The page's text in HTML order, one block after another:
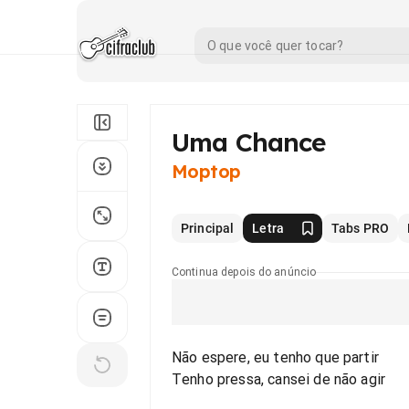
Uma Chance
Moptop
Principal Letra Tabs PRO
Continua depois do anúncio
Não espere, eu tenho que partir
Tenho pressa, cansei de não agir